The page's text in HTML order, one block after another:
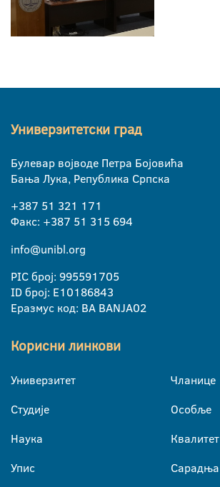
Универзитетски град
Булевар војводе Петра Бојовића
Бања Лука, Република Српска
+387 51 321 171
Факс: +387 51 315 694
info@unibl.org
PIC број: 995591705
ID број: E10186843
Еразмус код: BA BANJA02
Корисни линкови
Универзитет
Студије
Наука
Упис
Чланице
Особље
Квалитет
Сарадња